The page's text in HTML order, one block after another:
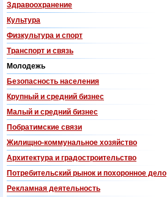
Здравоохранение
Культура
Физкультура и спорт
Транспорт и связь
Молодежь
Безопасность населения
Крупный и средний бизнес
Малый и средний бизнес
Побратимские связи
Жилищно-коммунальное хозяйство
Архитектура и градостроительство
Потребительский рынок и похоронное дело
Рекламная деятельность